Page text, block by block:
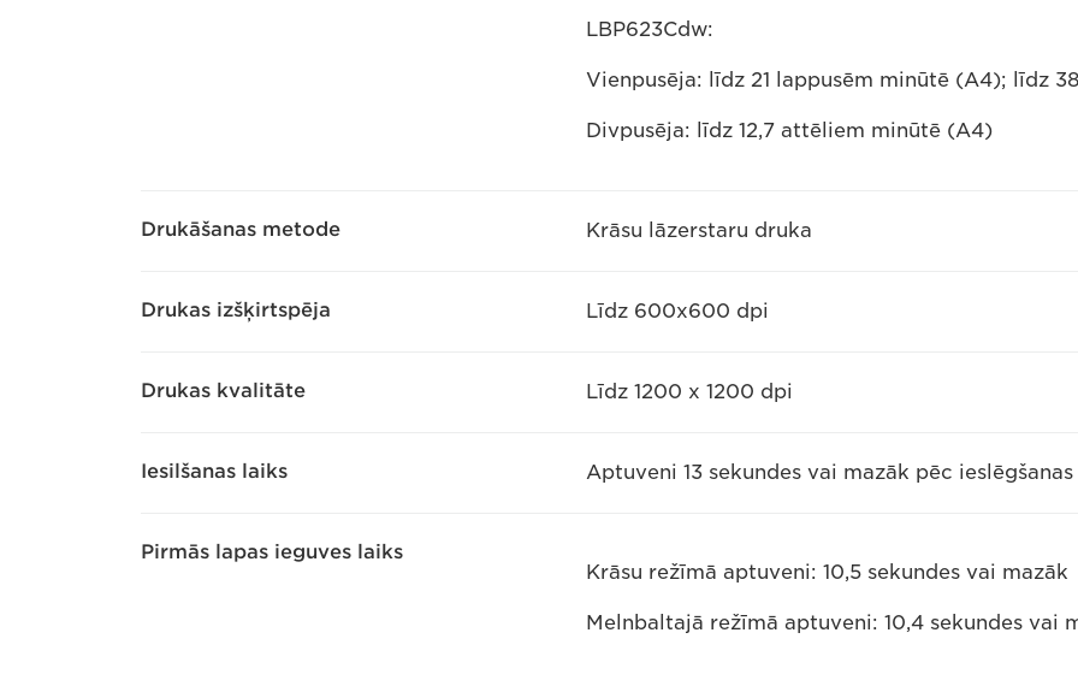
LBP623Cdw:
Vienpusēja: līdz 21 lappusēm minūtē (A4); līdz
Divpusēja: līdz 12,7 attēliem minūtē (A4)
Drukāšanas metode Krāsu lāzerstaru druka
Drukas izšķirtspēja Līdz 600x600 dpi
Drukas kvalitāte Līdz 1200 x 1200 dpi
Iesilšanas laiks Aptuveni 13 sekundes vai mazāk pēc ieslēgšanas
Pirmās lapas ieguves laiks
Krāsu režīmā aptuveni: 10,5 sekundes vai mazāk
Melnbaltajā režīmā aptuveni: 10,4 sekundes vai